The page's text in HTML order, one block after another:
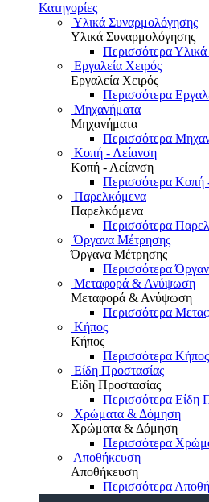
Κατηγορίες
Υλικά Συναρμολόγησης
Υλικά Συναρμολόγησης
Περισσότερα
Εργαλεία Χειρός
Εργαλεία Χειρός
Περισσότερα
Μηχανήματα
Μηχανήματα
Περισσότερα
Κοπή - Λείανση
Κοπή - Λείανση
Περισσότερα Κοπή
Παρελκόμενα
Παρελκόμενα
Περισσότερα
Όργανα Μέτρησης
Όργανα Μέτρησης
Περισσότερα
Μεταφορά & Ανύψωση
Μεταφορά & Ανύψωση
Περισσότερα
Κήπος
Κήπος
Περισσότερα Κήπος
Είδη Προστασίας
Είδη Προστασίας
Περισσότερα Είδη
Χρώματα & Δόμηση
Χρώματα & Δόμηση
Περισσότερα
Αποθήκευση
Αποθήκευση
Περισσότερα